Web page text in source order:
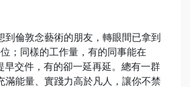
到倫敦念藝術的朋友，轉眼間已拿到
；同樣的工作量，有的同事能在
早交件，有的卻一延再延。總有一群
滿能量、實踐力高於凡人，讓你不禁